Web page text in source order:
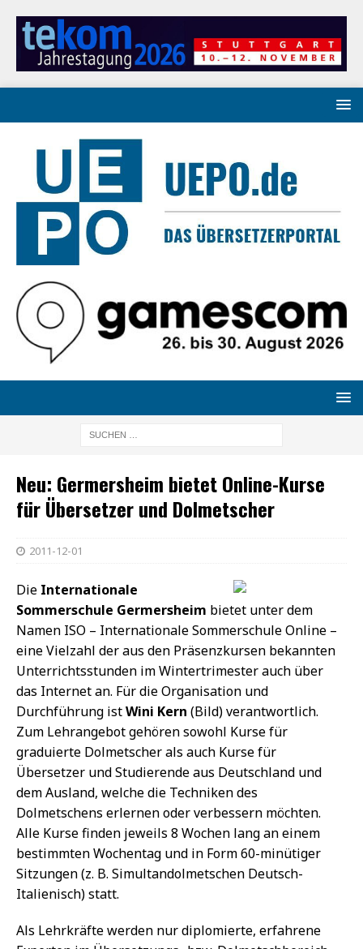
Neu: Germersheim bietet Online-Kurse
für Übersetzer und Dolmetscher
2011-12-01
Die Internationale
Sommerschule Germersheim bietet unter dem
Namen ISO – Internationale Sommerschule Online –
eine Vielzahl der aus den Präsenzkursen bekannten
Unterrichtsstunden im Wintertrimester auch über
das Internet an. Für die Organisation und
Durchführung istWini Kern (Bild) verantwortlich.
Zum Lehrangebot gehören sowohl Kurse für
graduierte Dolmetscher als auch Kurse für
Übersetzer und Studierende aus Deutschland und
dem Ausland, welche die Techniken des
Dolmetschens erlernen oder verbessern möchten.
Alle Kurse finden jeweils 8 Wochen lang an einem
bestimmten Wochentag und in Form 60-minütiger
Sitzungen (z. B. Simultandolmetschen Deutsch-
Italienisch) statt.
Als Lehrkräfte werden nur diplomierte, erfahrene